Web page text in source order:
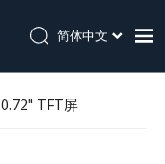
简体中文
0.72" TFT屏